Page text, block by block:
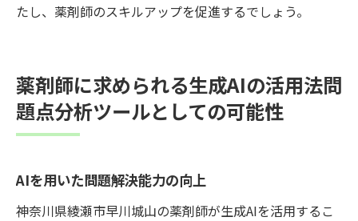
たし、薬剤師のスキルアップを促進するでしょう。
薬剤師に求められる生成AIの活用法問
題点分析ツールとしての可能性
AIを用いた問題解決能力の向上
神奈川県綾瀬市早川城山の薬剤師が生成AIを活用するこ